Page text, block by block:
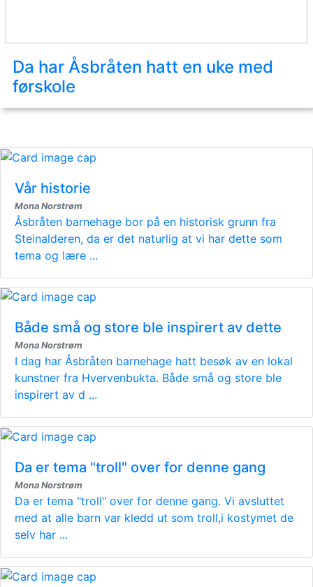
Da har Åsbråten hatt en uke med
førskole
Vår historie
Mona Norstrøm
Åsbråten barnehage bor på en historisk grunn fra
Steinalderen, da er det naturlig at vi har dette som
tema og lære ...
Både små og store ble inspirert av dette
Mona Norstrøm
I dag har Åsbråten barnehage hatt besøk av en lokal
kunstner fra Hvervenbukta. Både små og store ble
inspirert av d ...
Da er tema "troll" over for denne gang
Mona Norstrøm
Da er tema "troll" over for denne gang. Vi avsluttet
med at alle barn var kledd ut som troll,i kostymet de
selv har ...